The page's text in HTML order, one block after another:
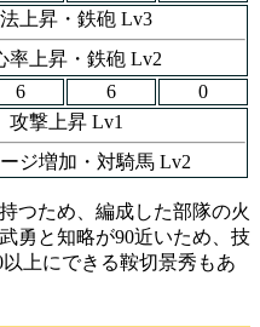
上昇・鉄砲 Lv3
率上昇・鉄砲 Lv2
6 6
0
攻撃上昇 Lv1
ジ増加・対騎馬 Lv2
つため、編成した部隊の火
勇と知略が90近いため、技
上にできる鞍切景秀もあ